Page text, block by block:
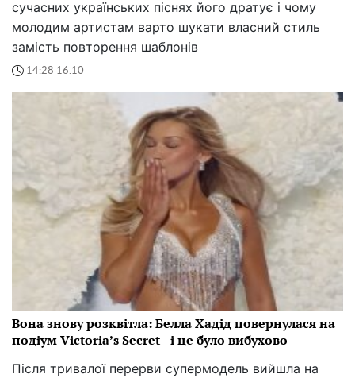
сучасних українських піснях його дратує і чому
молодим артистам варто шукати власний стиль
замість повторення шаблонів
14:28 16.10
Вона знову розквітла: Белла Хадід повернулася на
подіум Victoria’s Secret - і це було вибухово
Після тривалої перерви супермодель вийшла на